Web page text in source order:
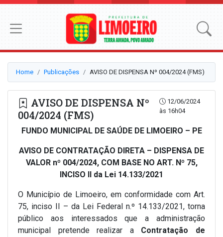
Home Publicações AVISO DE DISPENSA Nº 004/2024 (FMS)
AVISO DE DISPENSA Nº
004/2024 (FMS)
12/06/2024
às 16h04
FUNDO MUNICIPAL DE SAÚDE DE LIMOEIRO – PE
AVISO DE CONTRATAÇÃO DIRETA – DISPENSA DE
VALOR nº 004/2024, COM BASE NO ART. Nº 75,
INCISO II da Lei 14.133/2021
O Município de Limoeiro, em conformidade com Art.
75, inciso II – da Lei Federal n.º 14.133/2021, torna
público aos interessados que a administração
municipal pretende realizar a Contratação de